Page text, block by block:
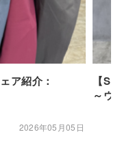
ア紹介：
2026年05月05日
【
～ウ